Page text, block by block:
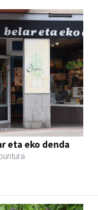
eta eko denda